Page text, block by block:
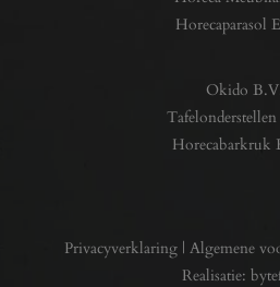
Horecaparasol
Okido
Horecabarkruk
Privacyverklaring | Algemene
Realisatie: